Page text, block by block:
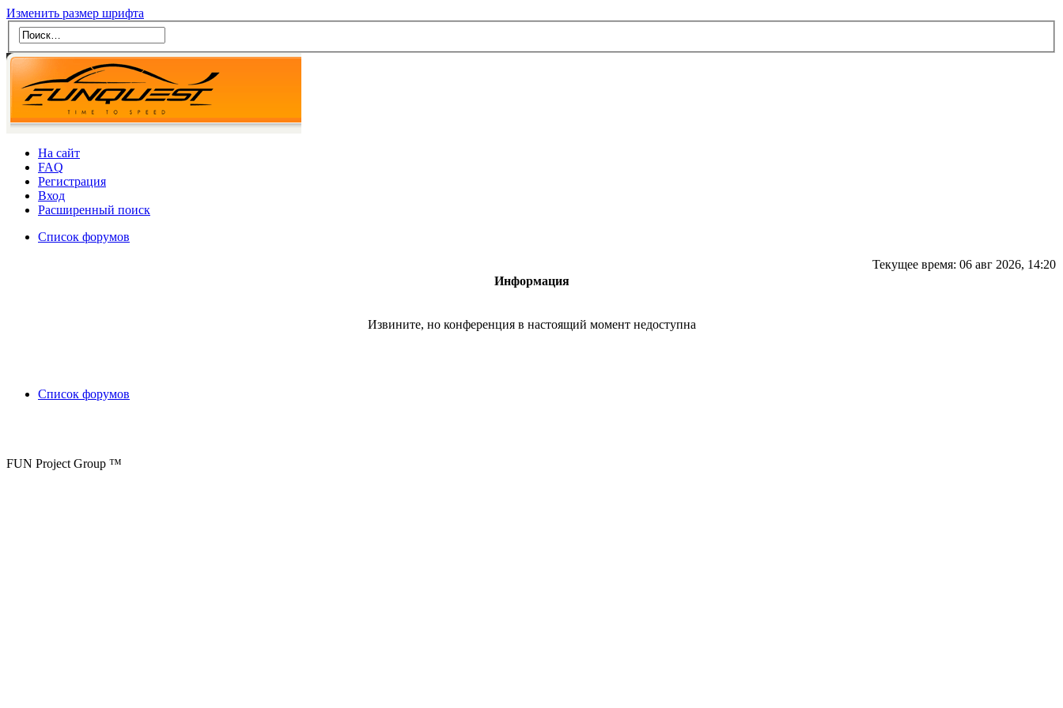
Изменить размер шрифта
На сайт
FAQ
Регистрация
Вход
Расширенный поиск
Список форумов
Текущее время: 06 авг 2026, 14:20
Информация
Извините, но конференция в настоящий момент недоступна
Список форумов
FUN Project Group ™